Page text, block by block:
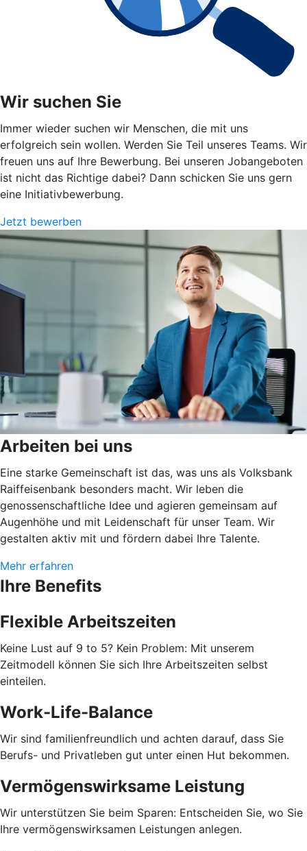
Wir suchen Sie
Immer wieder suchen wir Menschen, die mit uns
erfolgreich sein wollen. Werden Sie Teil unseres Teams. Wir
freuen uns auf Ihre Bewerbung. Bei unseren Jobangeboten
ist nicht das Richtige dabei? Dann schicken Sie uns gern
eine Initiativbewerbung.
Jetzt bewerben
Arbeiten bei uns
Eine starke Gemeinschaft ist das, was uns als Volksbank
Raiffeisenbank besonders macht. Wir leben die
genossenschaftliche Idee und agieren gemeinsam auf
Augenhöhe und mit Leidenschaft für unser Team. Wir
gestalten aktiv mit und fördern dabei Ihre Talente.
Mehr erfahren
Ihre Benefits
Flexible Arbeitszeiten
Keine Lust auf 9 to 5? Kein Problem: Mit unserem
Zeitmodell können Sie sich Ihre Arbeitszeiten selbst
einteilen.
Work-Life-Balance
Wir sind familienfreundlich und achten darauf, dass Sie
Berufs- und Privatleben gut unter einen Hut bekommen.
Vermögenswirksame Leistung
Wir unterstützen Sie beim Sparen: Entscheiden Sie, wo Sie
Ihre vermögenswirksamen Leistungen anlegen.